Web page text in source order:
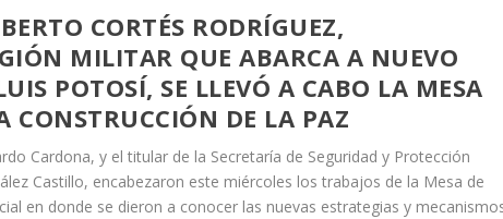
CORTÉS RODRÍGUEZ,
MILITAR QUE ABARCA A NUEVO
POTOSÍ, SE LLEVÓ A CABO LA MESA
CONSTRUCCIÓN DE LA PAZ
Cardona, y el titular de la Secretaría de Seguridad y Protección
Castillo, encabezaron este miércoles los trabajos de la Mesa de
en donde se dieron a conocer las nuevas estrategias y